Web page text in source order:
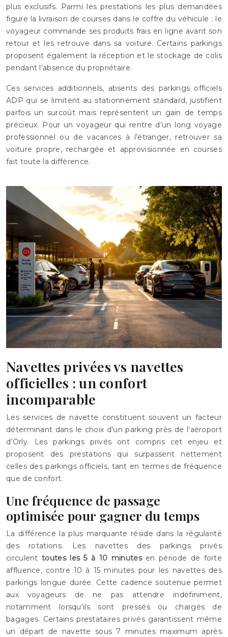
plus exclusifs. Parmi les prestations les plus demandées
figure la livraison de courses dans le coffre du véhicule : le
voyageur commande ses produits frais en ligne avant son
retour et les retrouve dans sa voiture. Certains parkings
proposent également la réception et le stockage de colis
pendant l’absence du propriétaire.
Ces services additionnels, absents des parkings officiels
ADP qui se limitent au stationnement standard, justifient
parfois un surcoût mais représentent un gain de temps
précieux. Pour un voyageur qui rentre d’un long voyage
professionnel ou de vacances à l’étranger, retrouver sa
voiture propre, rechargée et approvisionnée en courses
fait toute la différence.
Navettes privées vs navettes
officielles : un confort
incomparable
Les services de navette constituent souvent un facteur
déterminant dans le choix d’un parking près de l’aéroport
d’Orly. Les parkings privés ont compris cet enjeu et
proposent des prestations qui surpassent nettement
celles des parkings officiels, tant en termes de fréquence
que de confort.
Une fréquence de passage
optimisée pour gagner du temps
La différence la plus marquante réside dans la régularité
des rotations. Les navettes des parkings privés
circulenttoutes les 5 à 10 minutesen période de forte
affluence, contre 10 à 15 minutes pour les navettes des
parkings longue durée. Cette cadence soutenue permet
aux voyageurs de ne pas attendre indéfiniment,
notamment lorsqu’ils sont pressés ou chargés de
bagages. Certains prestataires privés garantissent même
un départ de navette sous 7 minutes maximum après